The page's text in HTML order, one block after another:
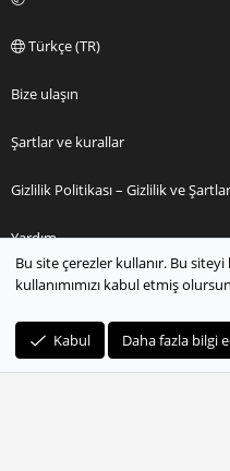
Türkçe (TR)
Bize ulaşın
Şartlar ve kurallar
Gizlilik Politikası – Gizlilik ve Şartlar
Yardım
Ana sayfa
S
S
Bu site çerezler kullanır. Bu
kullanımımızı kabul etmiş
Kabul Daha fazla bilgi